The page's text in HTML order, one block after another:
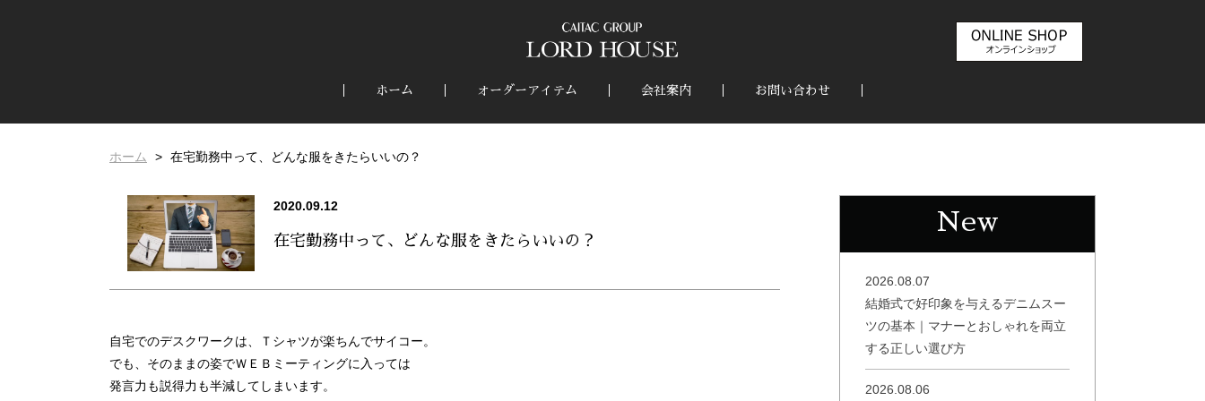
ホーム オーダーアイテム 会社案内 お問い合わせ
ホーム 在宅勤務中って、どんな服をきたらいいの？
2020.09.12
在宅勤務中って、どんな服をきたらいいの？
自宅でのデスクワークは、Ｔシャツが楽ちんでサイコー。
でも、そのままの姿でＷＥＢミーティングに入っては
発言力も説得力も半減してしまいます。
New
2026.08.07
結婚式で好印象を与えるデニムスー
ツの基本｜マナーとおしゃれを両立
する正しい選び方
2026.08.06